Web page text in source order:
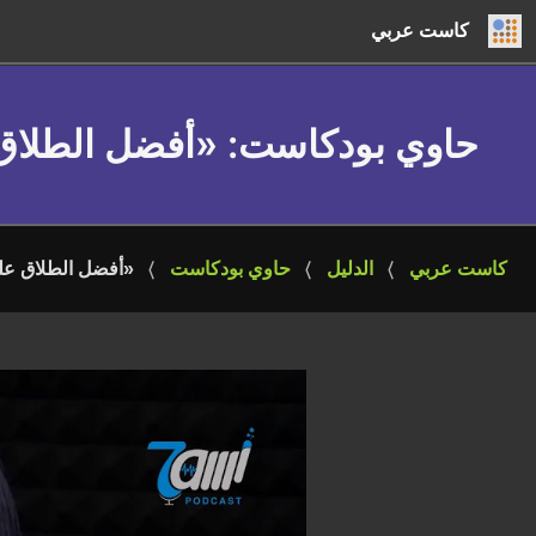
كاست عربي
حاوي بودكاست: «أفضل الطلاق
كاست عربي الدليل حاوي بودكاست «أفضل الطلاق